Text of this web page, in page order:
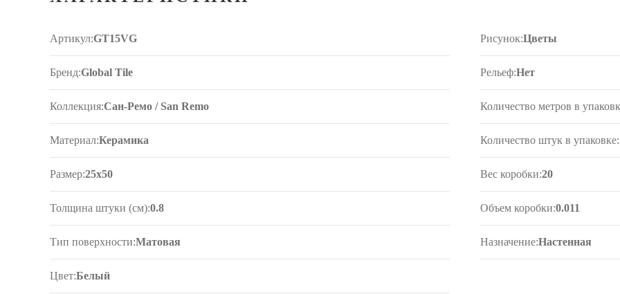
Артикул:GT15VG
Бренд:Global Tile
Коллекция:Сан-Ремо / San Remo
Материал:Керамика
Размер:25x50
Толщина штуки (см):0.8
Тип поверхности:Матовая
Цвет:Белый
Рисунок:Цветы
Рельеф:Нет
Количество метров в
Количество штук в упаковке:
Вес коробки:20
Объем коробки:0.011
Назначение:Настенная